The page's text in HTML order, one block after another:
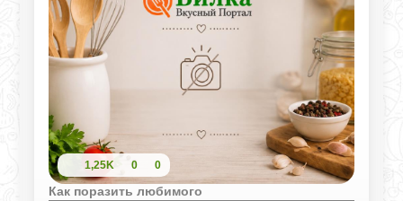
1,25K 0 0
Как поразить любимого